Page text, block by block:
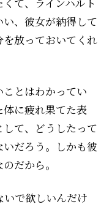
、彼女が納得して
放っておいてくれ
とはわかってい
に疲れ果てた表
て、どうしたって
だろう。しかも彼
だから。
いで欲しいんだけ